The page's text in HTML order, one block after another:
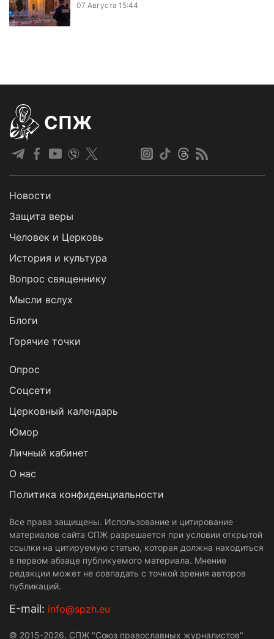
07 Августа 15:44
СПЖ
Новости
Защита веры
Человек и Церковь
История и культура
Вопрос священнику
Мысли вслух
Блоги
Горячие точки
Опрос
Cоцсети
Церковный календарь
Юмор
Личный кабинет
О нас
Политика конфиденциальности
Все права защищены. Использование и цитирование
материалов сайта СПЖ разрешается при условии открытой
ссылки на цитируемую статью, которая должна находиться
в первом абзаце публикуемого материала. Мнение
редакции может не совпадать с точкой зрения авторов
публикаций.
Е-mail: info@spzh.eu
© 2015-2026. СПЖ "Союз православных журналистов"